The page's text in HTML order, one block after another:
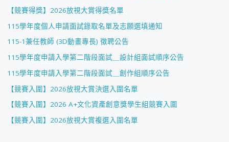
【競賽得獎】2026放視大賞得獎名單
115學年度個人申請面試錄取名單及志願選填通知
115-1兼任教師 (3D動畫專長) 徵聘公告
115學年度申請入學第二階段面試＿設計組面試順序公告
115學年度申請入學第二階段面試＿創作組順序公告
【競賽入圍】2026放視大賞決選入圍名單
【競賽入圍】2026 A+文化資產創意獎學生組競賽入圍
【競賽入圍】2026放視大賞複選入圍名單